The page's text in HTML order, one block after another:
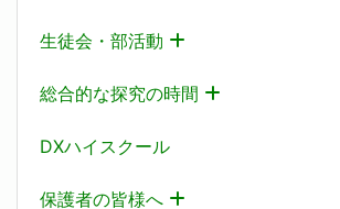
生徒会・部活動
総合的な探究の時間
DXハイスクール
保護者の皆様へ